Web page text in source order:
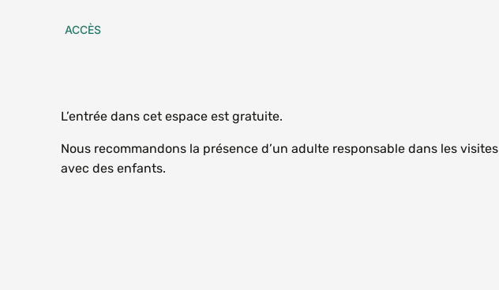
ACCÈS
L’entrée dans cet espace est gratuite.
Nous recommandons la présence d’un adulte responsable dans les visites
avec des enfants.